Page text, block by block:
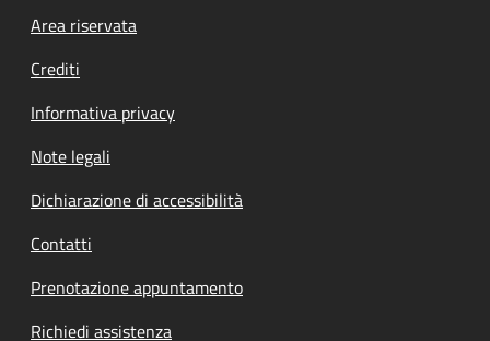
Footer menu
Area riservata
Crediti
Informativa privacy
Note legali
Dichiarazione di accessibilità
Contatti
Prenotazione appuntamento
Richiedi assistenza